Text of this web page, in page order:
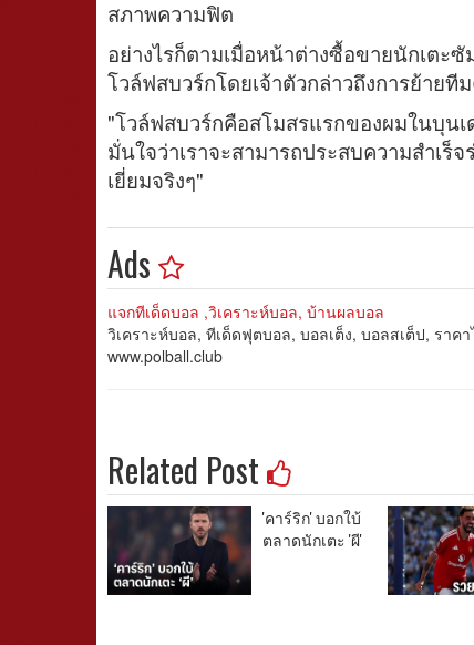
สภาพความฟิต
อย่างไรก็ตามเมื่อหน้าต่างซื้อขายนักเตะ
โวล์ฟสบวร์กโดยเจ้าตัวกล่าวถึงการย้ายที
"โวล์ฟสบวร์กคือสโมสรแรกของผมในบุน
มั่นใจว่าเราจะสามารถประสบความสำเ
เยี่ยมจริงๆ"
Ads
แจกทีเด็ดบอล ,วิเคราะห์บอล, บ้านผลบอล
วิเคราะห์บอล, ทีเด็ดฟุตบอล, บอลเต็ง, บอลสเต็ป, ราค
www.polball.club
Related Post
'คาร์ริก' บอกใบ้
ตลาดนักเตะ 'ผี'